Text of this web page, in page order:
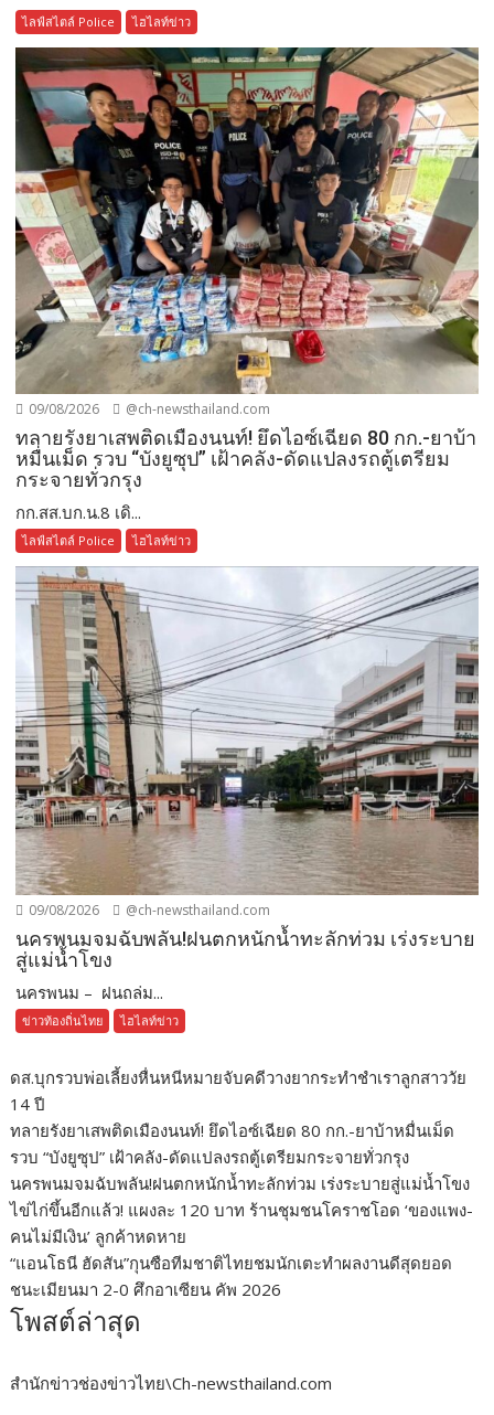
ไลฟ์สไตล์ Police ไฮไลท์ข่าว
09/08/2026 @ch-newsthailand.com
ทลายรังยาเสพติดเมืองนนท์! ยึดไอซ์เฉียด 80 กก.-ยาบ้า
หมื่นเม็ด รวบ “บังยูซุป” เฝ้าคลัง-ดัดแปลงรถตู้เตรียม
กระจายทั่วกรุง
กก.สส.บก.น.8 เดิ...
ไลฟ์สไตล์ Police ไฮไลท์ข่าว
09/08/2026 @ch-newsthailand.com
นครพนมจมฉับพลัน!ฝนตกหนักน้ำทะลักท่วม เร่งระบาย
สู่แม่น้ำโขง
นครพนม – ฝนถล่ม...
ข่าวท้องถิ่นไทย ไฮไลท์ข่าว
ดส.บุกรวบพ่อเลี้ยงหื่นหนีหมายจับคดีวางยากระทำชำเราลูกสาววัย
14 ปี
ทลายรังยาเสพติดเมืองนนท์! ยึดไอซ์เฉียด 80 กก.-ยาบ้าหมื่นเม็ด
รวบ “บังยูซุป” เฝ้าคลัง-ดัดแปลงรถตู้เตรียมกระจายทั่วกรุง
นครพนมจมฉับพลัน!ฝนตกหนักน้ำทะลักท่วม เร่งระบายสู่แม่น้ำโขง
ไข่ไก่ขึ้นอีกแล้ว! แผงละ 120 บาท ร้านชุมชนโคราชโอด ‘ของแพง-
คนไม่มีเงิน’ ลูกค้าหดหาย
“แอนโธนี ฮัดสัน”กุนซือทีมชาติไทยชมนักเตะทำผลงานดีสุดยอด
ชนะเมียนมา 2-0 ศึกอาเซียน คัพ 2026
โพสต์ล่าสุด
สำนักข่าวช่องข่าวไทย\Ch-newsthailand.com